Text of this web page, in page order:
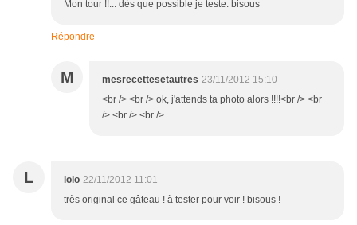
Mon tour !!... dès que possible je teste. bisous
Répondre
M mesrecettesetautres 23/11/2012 15:10
<br /> <br /> ok, j'attends ta photo alors !!!!<br /> <br
/> <br /> <br />
L lolo 22/11/2012 11:01
très original ce gâteau ! à tester pour voir ! bisous !